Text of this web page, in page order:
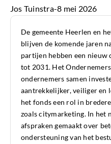
Jos Tuinstra-8 mei 2026
De gemeente Heerlen en
blijven de komende jaren
partijen hebben een nieuw
tot 2031. Het
ondernemers samen
aantrekkelijker, veiliger en
het fonds een rol in
zoals citymarketing. In het
afspraken gemaakt over
ondersteuning van het